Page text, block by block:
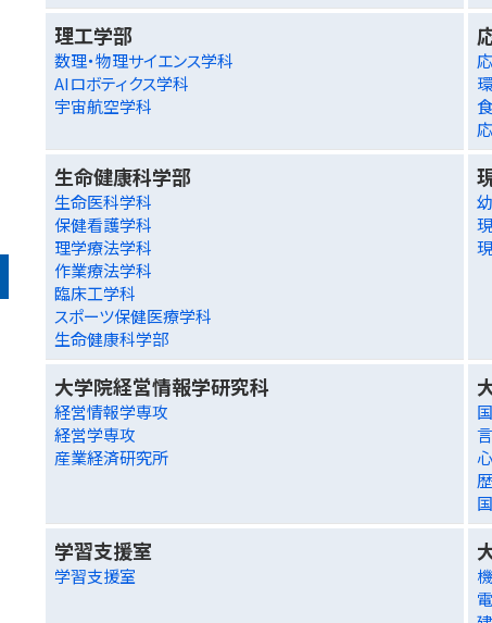
理工学部
数理・物理サイエンス学科
AIロボティクス学科
宇宙航空学科
生命健康科学部
生命医科学科
保健看護学科
理学療法学科
作業療法学科
臨床工学科
スポーツ保健医療学科
生命健康科学部
大学院経営情報学研究科
経営情報学専攻
経営学専攻
産業経済研究所
学習支援室
学習支援室